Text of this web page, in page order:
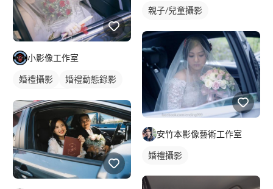
小影像工作室
婚禮攝影
婚禮動態錄影
親子/兒童攝影
安竹本影像藝術工作室
婚禮攝影